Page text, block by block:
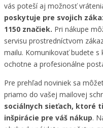
vás poteší aj možnosť
poskytuje pre svojich
1150 značiek. Pri nákupe
servisu prostredníctvom
mailu. Komunikovať budete
ochotne a profesionálne
Pre prehľad noviniek sa
priamo do vašej mailovej
sociálnych sieťach, ktoré
inšpirácie pre váš nákup.